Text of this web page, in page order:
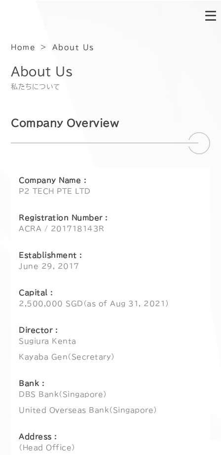
Home About Us
About Us
私たちについて
Company Overview
Company Name :
P2 TECH PTE LTD
Registration Number :
ACRA / 201718143R
Establishment :
June 29, 2017
Capital :
2,500,000 SGD（as of Aug 31, 2021）
Director :
Sugiura Kenta
Kayaba Gen（Secretary）
Bank :
DBS Bank（Singapore）
United Overseas Bank（Singapore）
Address :
（Head Office）